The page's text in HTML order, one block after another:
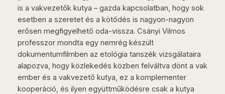
is a vakvezetők kutya – gazda kapcsolatban, hogy sok
esetben a szeretet és a kötődés is nagyon-nagyon
erősen megfigyelhető oda-vissza. Csányi Vilmos
professzor mondta egy nemrég készült
dokumentumfilmben az etológia tanszék vizsgálataira
alapozva, hogy közlekedés közben felváltva dönt a vak
ember és a vakvezető kutya, ez a komplementer
kooperáció, és ilyen együttműködésre csak a kutya